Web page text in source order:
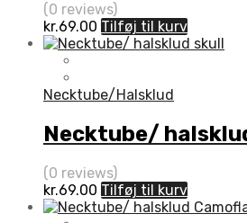
(0 reviews)
kr.69.00 Tilføj til kurv
Necktube/Halsklud
Necktube/
(0 reviews)
kr.69.00 Tilføj til kurv